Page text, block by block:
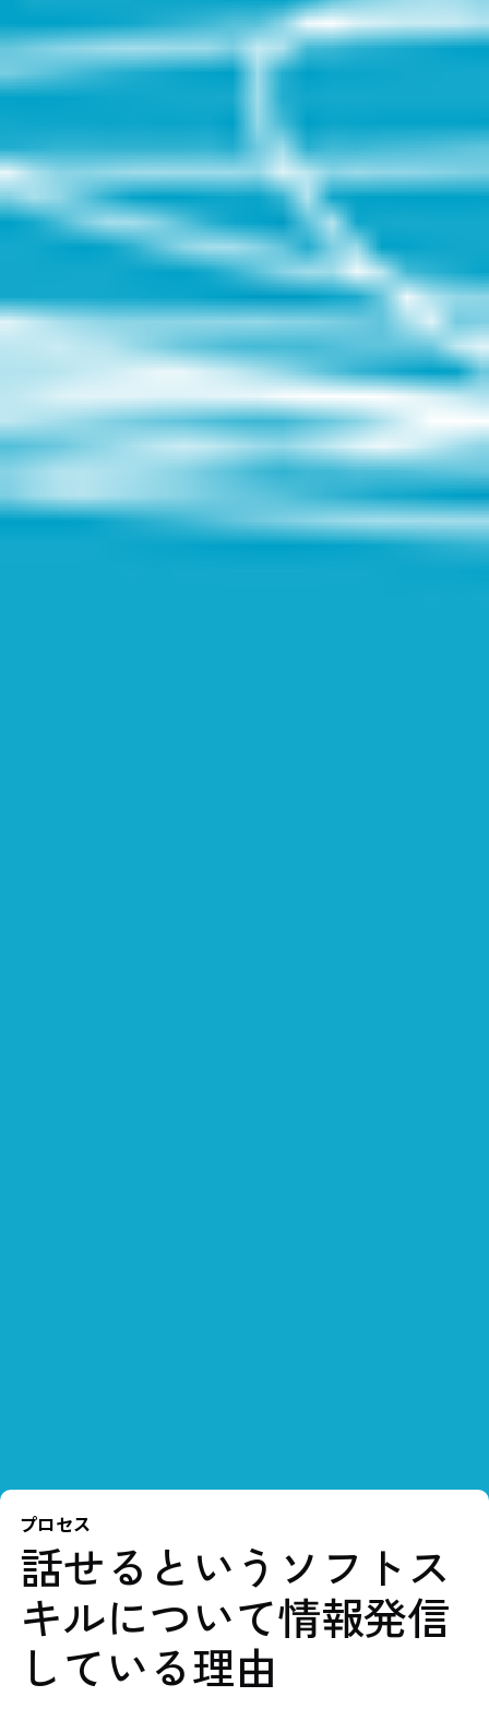
プロセス
話せるというソフトス
キルについて情報発信
している理由